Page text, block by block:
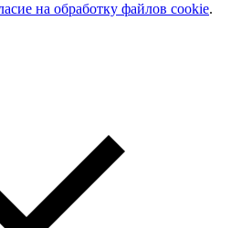
на обработку файлов cookie.